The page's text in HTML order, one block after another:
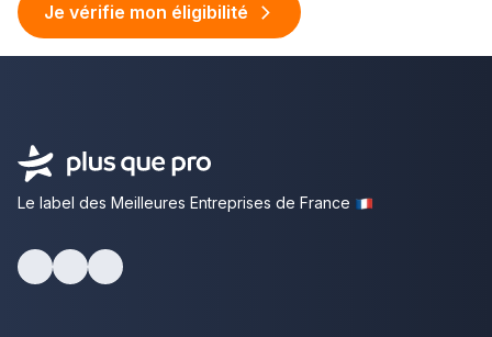
Je vérifie mon éligibilité
Le label des Meilleures Entreprises de France